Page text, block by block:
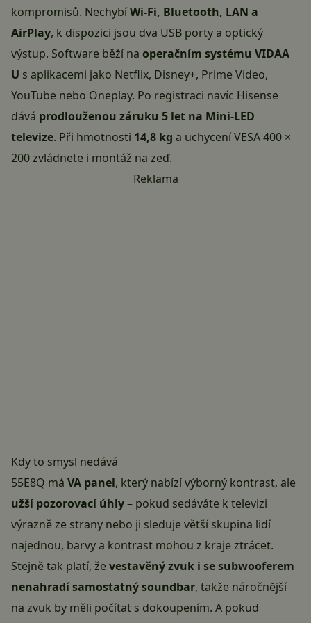
kompromisů. NechybíWi-Fi, Bluetooth, LAN a
AirPlay, k dispozici jsou dva USB porty a optický
výstup. Software běží na operačním systému VIDAA
U s aplikacemi jako Netflix, Disney+, Prime Video,
YouTube nebo Oneplay. Po registraci navíc Hisense
dává prodlouženou záruku 5 let na Mini-LED
televize. Při hmotnosti 14,8 kg a uchycení VESA 400 ×
200 zvládnete i montáž na zeď.
Reklama
Kdy to smysl nedává
55E8Q má VA panel, který nabízí výborný kontrast, ale
užší pozorovací úhly– pokud sedáváte k televizi
výrazně ze strany nebo ji sleduje větší skupina lidí
najednou, barvy a kontrast mohou z kraje ztrácet.
Stejně tak platí, ževestavěný zvuk i se subwooferem
nenahradí samostatný soundbar, takže náročnější
na zvuk by měli počítat s dokoupením. A pokud